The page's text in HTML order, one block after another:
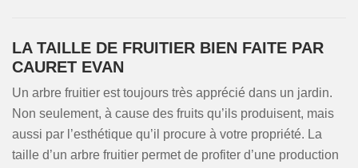
LA TAILLE DE FRUITIER BIEN FAITE PAR
CAURET EVAN
Un arbre fruitier est toujours très apprécié dans un jardin.
Non seulement, à cause des fruits qu’ils produisent, mais
aussi par l’esthétique qu’il procure à votre propriété. La
taille d’un arbre fruitier permet de profiter d’une production